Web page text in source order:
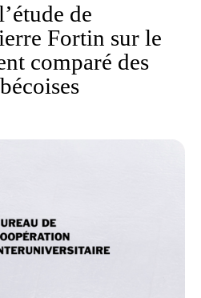
de
Fortin sur le
comparé des